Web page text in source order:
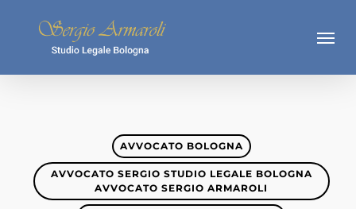
Menu
AVVOCATO BOLOGNA
AVVOCATO SERGIO STUDIO LEGALE BOLOGNA
AVVOCATO SERGIO ARMAROLI